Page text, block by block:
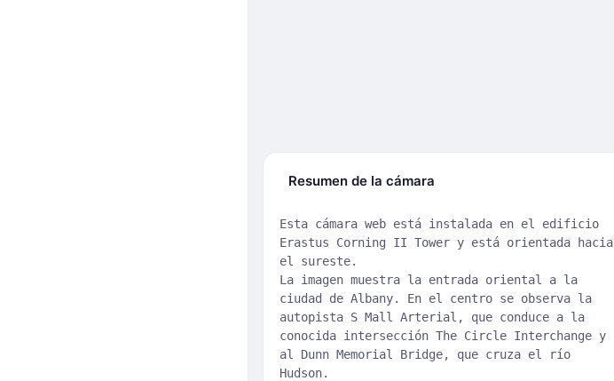
Resumen de la cámara
Esta cámara web está instalada en el edificio
Erastus Corning II Tower y está orientada hacia
el sureste.
La imagen muestra la entrada oriental a la
ciudad de Albany. En el centro se observa la
autopista S Mall Arterial, que conduce a la
conocida intersección The Circle Interchange y
al Dunn Memorial Bridge, que cruza el río
Hudson.